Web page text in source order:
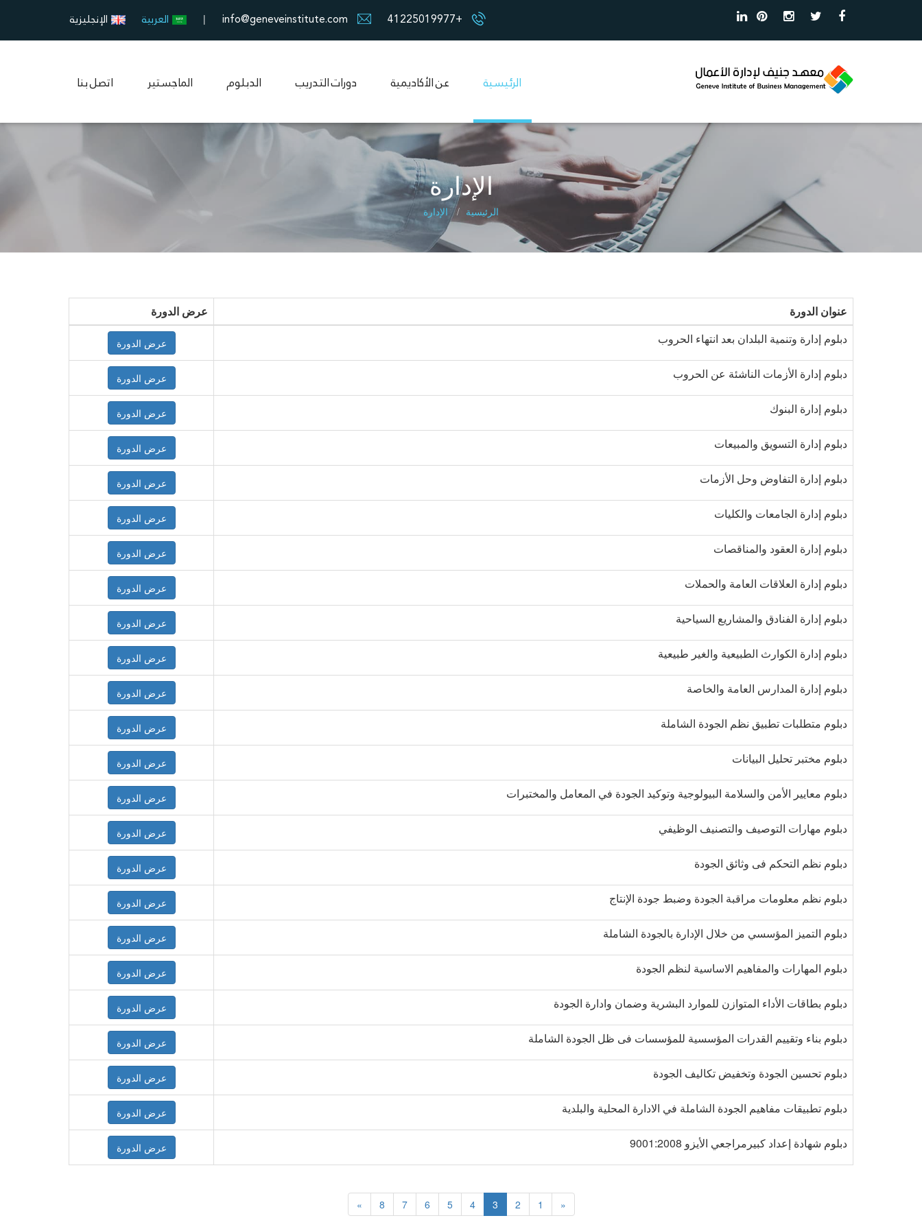
+41225019977
info@geneveinstitute.com
| العربية الإنجليزية
الرئيسية عن الأكاديمية دورات التدريب الدبلوم الماجستير اتصل بنا
الإدارة
الرئيسية الإدارة
عنوان الدورة
عرض الدورة
دبلوم إدارة وتنمية البلدان بعد انتهاء الحروب
عرض الدورة
دبلوم إدارة الأزمات الناشئة عن الحروب عرض الدورة
دبلوم إدارة البنوك عرض الدورة
دبلوم إدارة التسويق والمبيعات عرض الدورة
دبلوم إدارة التفاوض وحل الأزمات عرض الدورة
دبلوم إدارة الجامعات والكليات عرض الدورة
دبلوم إدارة العقود والمناقصات عرض الدورة
دبلوم إدارة العلاقات العامة والحملات عرض الدورة
دبلوم إدارة الفنادق والمشاريع السياحية عرض الدورة
دبلوم إدارة الكوارث الطبيعية والغير طبيعية عرض الدورة
دبلوم إدارة المدارس العامة والخاصة عرض الدورة
دبلوم متطلبات تطبيق نظم الجودة الشاملة عرض الدورة
دبلوم مختبر تحليل البيانات عرض الدورة
دبلوم معايير الأمن والسلامة البيولوجية وتوكيد الجودة في المعامل والمختبرات عرض الدورة
دبلوم مهارات التوصيف والتصنيف الوظيفي عرض الدورة
دبلوم نظم التحكم فى وثائق الجودة عرض الدورة
دبلوم نظم معلومات مراقبة الجودة وضبط جودة الإنتاج عرض الدورة
دبلوم التميز المؤسسي من خلال الإدارة بالجودة الشاملة عرض الدورة
دبلوم المهارات والمفاهيم الاساسية لنظم الجودة عرض الدورة
دبلوم بطاقات الأداء المتوازن للموارد البشرية وضمان وادارة الجودة عرض الدورة
دبلوم بناء وتقييم القدرات المؤسسية للمؤسسات فى ظل الجودة الشاملة عرض الدورة
دبلوم تحسين الجودة وتخفيض تكاليف الجودة عرض الدورة
دبلوم تطبيقات مفاهيم الجودة الشاملة في الادارة المحلية والبلدية عرض الدورة
دبلوم شهادة إعداد كبيرمراجعي الأيزو 9001:2008 عرض الدورة
«
1
2
3
4
5
6
7
8
»